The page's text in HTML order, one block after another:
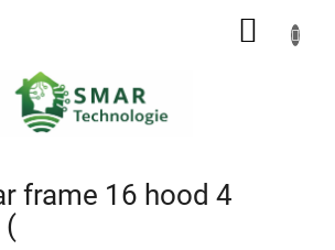
frame 16 hood 4
(